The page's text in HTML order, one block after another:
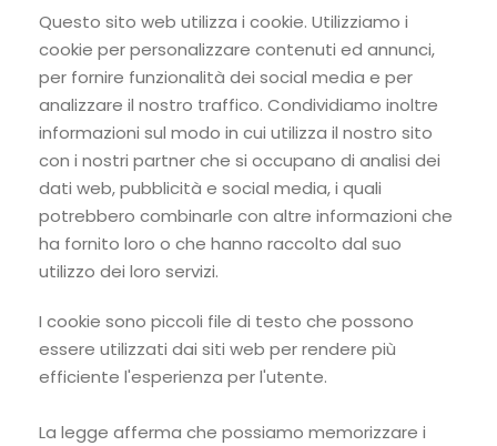
Questo sito web utilizza i cookie. Utilizziamo i
cookie per personalizzare contenuti ed annunci,
per fornire funzionalità dei social media e per
analizzare il nostro traffico. Condividiamo inoltre
informazioni sul modo in cui utilizza il nostro sito
con i nostri partner che si occupano di analisi dei
dati web, pubblicità e social media, i quali
potrebbero combinarle con altre informazioni che
ha fornito loro o che hanno raccolto dal suo
utilizzo dei loro servizi.
I cookie sono piccoli file di testo che possono
essere utilizzati dai siti web per rendere più
efficiente l'esperienza per l'utente.
La legge afferma che possiamo memorizzare i